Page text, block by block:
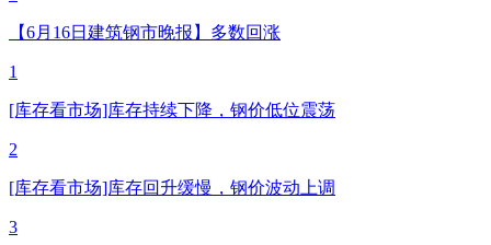
【6月16日建筑钢市晚报】多数回涨
1
[库存看市场]库存持续下降，钢价低位震荡
2
[库存看市场]库存回升缓慢，钢价波动上调
3